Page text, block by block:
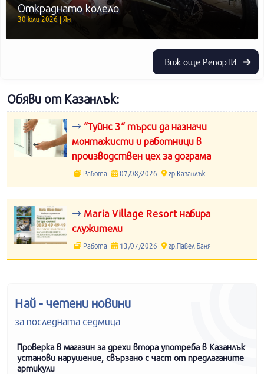
Откраднато колело
30 юли 2026 | Ян
Виж още РепорТИ
Обяви от Казанлък:
“Туйнс 3“ търси да назначи
монтажисти и работници в
производствен цех за дограма
Работа 07/08/2026 гр.Казанлък
Maria Village Resort набира
служители
Работа 13/07/2026 гр.Павел Баня
Най - четени новини
за последната седмица
Проверка в магазин за дрехи втора употреба в Казанлък
установи нарушение, свързано с част от предлаганите
артикули